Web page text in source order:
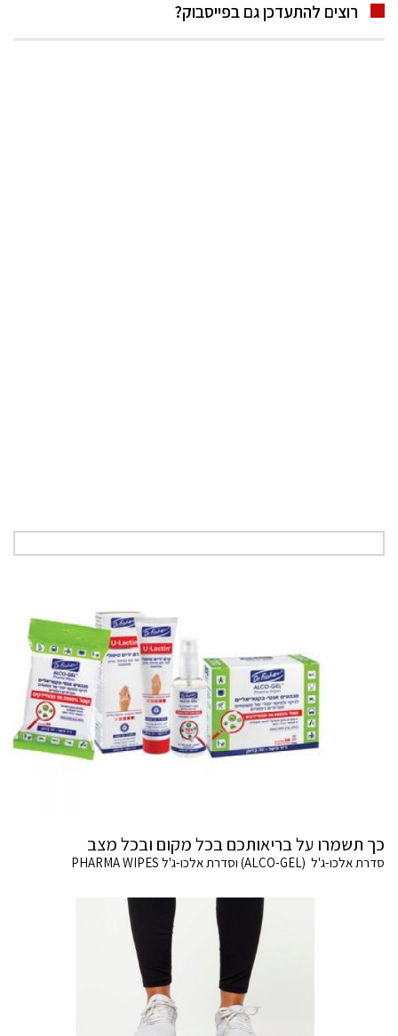
רוצים להתעדכן גם בפייסבוק?
כך תשמרו על בריאותכם בכל מקום ובכל מצב
סדרת אלכו-ג'ל (ALCO-GEL) וסדרת אלכו-ג'ל PHARMA WIPES